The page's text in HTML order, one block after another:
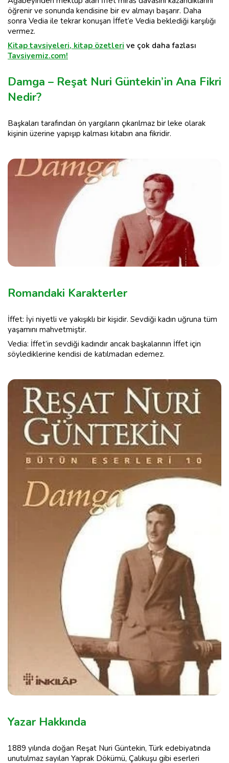
öğrenir ve sonunda kendisine bir ev almayı başarır. Daha
sonra Vedia ile tekrar konuşan İffet’e Vedia beklediği karşılığı
vermez.
Kitap tavsiyeleri, kitap özetleri ve çok daha fazlası
Tavsiyemiz.com!
Damga – Reşat Nuri Güntekin’in Ana Fikri
Nedir?
Başkaları tarafından ön yargıların çıkarılmaz bir leke olarak
kişinin üzerine yapışıp kalması kitabın ana fikridir.
Romandaki Karakterler
İffet: İyi niyetli ve yakışıklı bir kişidir. Sevdiği kadın uğruna tüm
yaşamını mahvetmiştir.
Vedia: İffet’in sevdiği kadındır ancak başkalarının İffet için
söylediklerine kendisi de katılmadan edemez.
Yazar Hakkında
1889 yılında doğan Reşat Nuri Güntekin, Türk edebiyatında
unutulmaz sayılan Yaprak Dökümü, Çalıkuşu gibi eserleri